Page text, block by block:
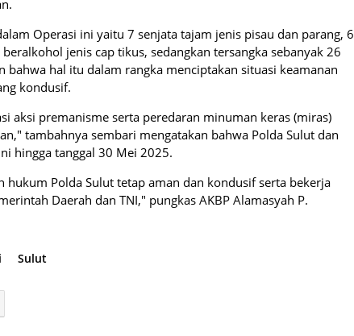
Operasi ini yaitu 7 senjata tajam jenis pisau dan parang, 6
jenis cap tikus, sedangkan tersangka sebanyak 26
bahwa hal itu dalam rangka menciptakan situasi keamanan
kondusif.
aksi premanisme serta peredaran minuman keras (miras)
tambahnya sembari mengatakan bahwa Polda Sulut dan
hingga tanggal 30 Mei 2025.
hukum Polda Sulut tetap aman dan kondusif serta bekerja
Daerah dan TNI," pungkas AKBP Alamasyah P.
Sulut